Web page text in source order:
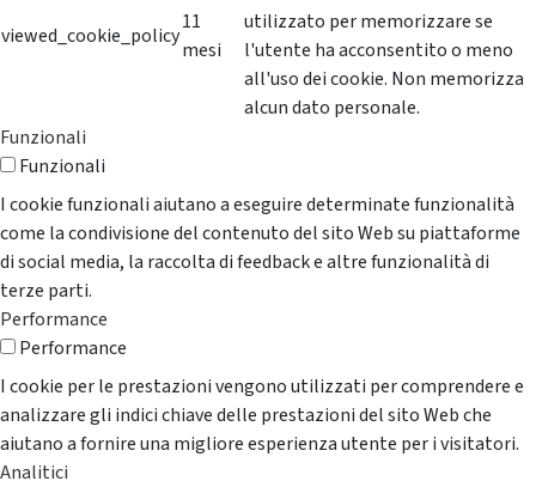
viewed_cookie_policy
11
mesi
utilizzato per memorizzare se
l'utente ha acconsentito o meno
all'uso dei cookie. Non memorizza
alcun dato personale.
Funzionali
Funzionali
I cookie funzionali aiutano a eseguire determinate funzionalità
come la condivisione del contenuto del sito Web su piattaforme
di social media, la raccolta di feedback e altre funzionalità di
terze parti.
Performance
Performance
I cookie per le prestazioni vengono utilizzati per comprendere e
analizzare gli indici chiave delle prestazioni del sito Web che
aiutano a fornire una migliore esperienza utente per i visitatori.
Analitici